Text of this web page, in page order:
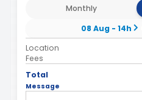
Monthly
08 Aug - 14h
Location
Fees
Total
Message